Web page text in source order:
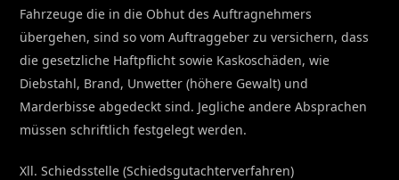
Fahrzeuge die in die Obhut des Auftragnehmers
übergehen, sind so vom Auftraggeber zu versichern, dass
die gesetzliche Haftpflicht sowie Kaskoschäden, wie
Diebstahl, Brand, Unwetter (höhere Gewalt) und
Marderbisse abgedeckt sind. Jegliche andere Absprachen
müssen schriftlich festgelegt werden.
Xll. Schiedsstelle (Schiedsgutachterverfahren)